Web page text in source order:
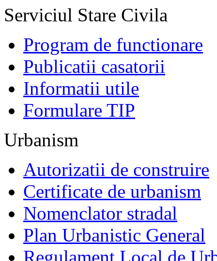
Serviciul Stare Civila
Program de functionare
Publicatii casatorii
Informatii utile
Formulare TIP
Urbanism
Autorizatii de construire
Certificate de urbanism
Nomenclator stradal
Plan Urbanistic General
Regulament Local de